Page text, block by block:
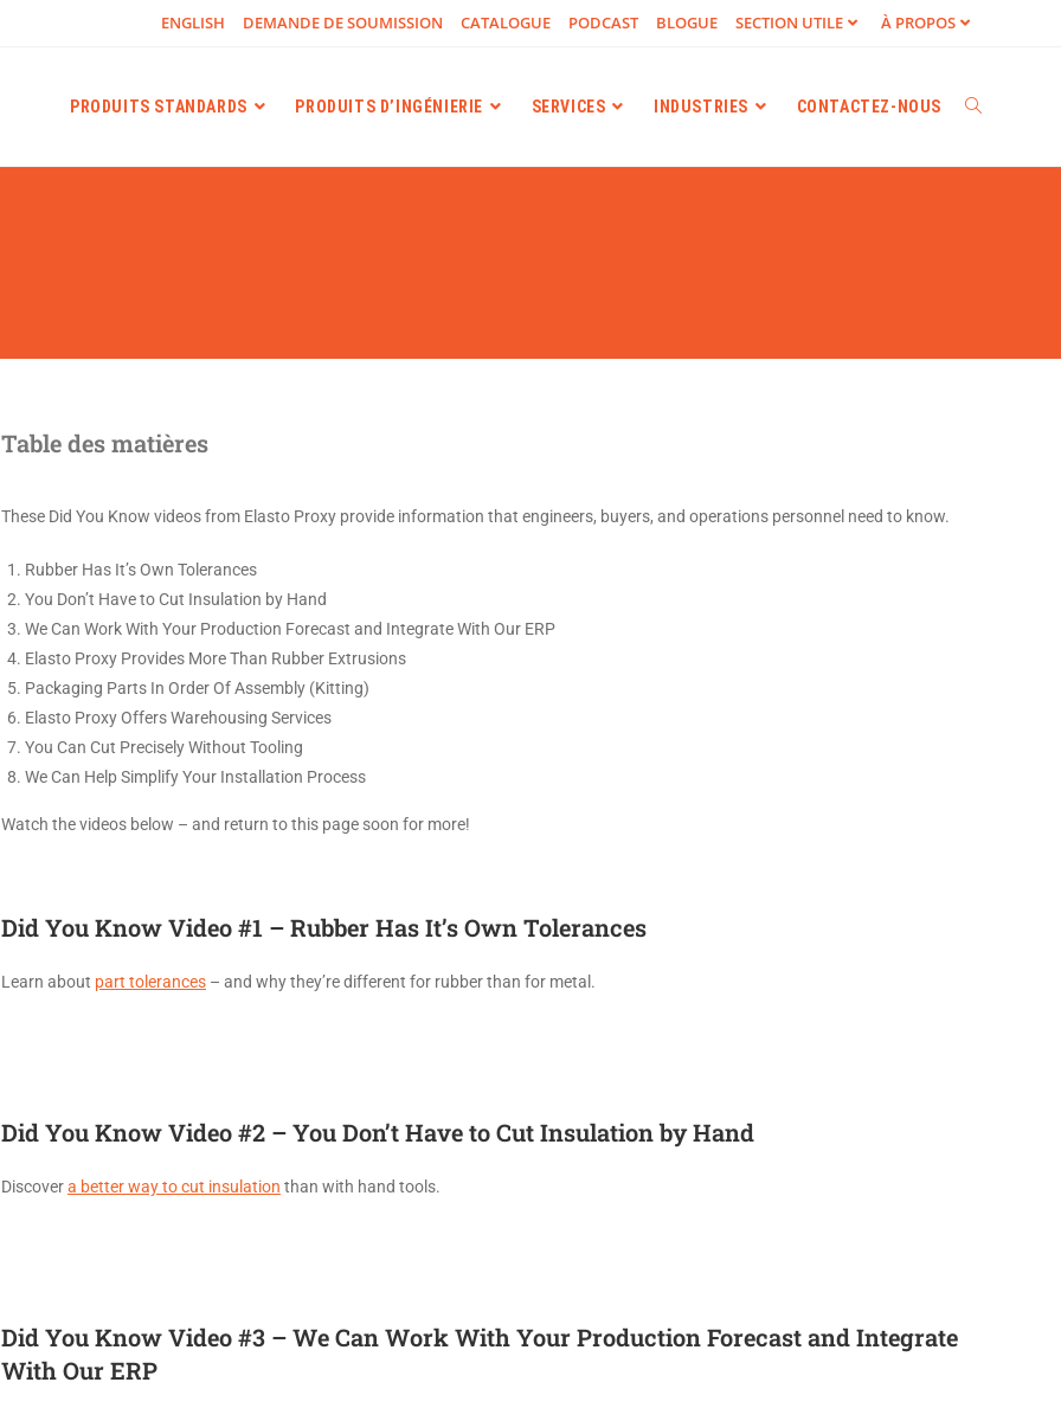
ENGLISH DEMANDE DE SOUMISSION CATALOGUE PODCAST BLOGUE SECTION UTILE À PROPOS
PRODUITS STANDARDS PRODUITS D’INGÉNIERIE SERVICES INDUSTRIES CONTACTEZ-NOUS
Table des matières
These Did You Know videos from Elasto Proxy provide information that engineers, buyers, and operations personnel need to know.
Rubber Has It’s Own Tolerances
You Don’t Have to Cut Insulation by Hand
We Can Work With Your Production Forecast and Integrate With Our ERP
Elasto Proxy Provides More Than Rubber Extrusions
Packaging Parts In Order Of Assembly (Kitting)
Elasto Proxy Offers Warehousing Services
You Can Cut Precisely Without Tooling
We Can Help Simplify Your Installation Process
Watch the videos below – and return to this page soon for more!
Did You Know Video #1 – Rubber Has It’s Own Tolerances
Learn about part tolerances – and why they’re different for rubber than for metal.
Did You Know Video #2 – You Don’t Have to Cut Insulation by Hand
Discovera better way to cut insulation than with hand tools.
Did You Know Video #3 – We Can Work With Your Production Forecast and Integrate
With Our ERP